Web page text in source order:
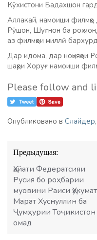
Кӯхистони Бадахшон
Аллакай, намоиши филмҳо
Рӯшон, Шуғнон ба роҳ
аз филмҳои миллӣ
Дар идома, дар
шаҳри Хоруғ намоиши
Please follow and
Опубликовано в Слайдер,
Навигация
по
записям
Предыдущая:
Ҳайати Федератсияи
Русия бо роҳбарии
муовини Раиси Ҳукумат
Марат Хуснуллин ба
Ҷумҳурии Тоҷикистон
омад